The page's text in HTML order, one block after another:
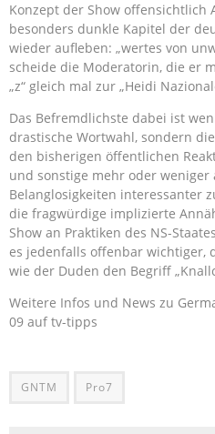
Konzept der Show offensichtlich
besonders dunkle Kapitel der
wieder aufleben: „wertes von
scheide die Moderatorin, die er
„z“ gleich mal zur „Heidi
Das Befremdlichste dabei ist
drastische Wortwahl, sondern
den bisherigen öffentlichen
und sonstige mehr oder weniger
Belanglosigkeiten interessanter
die fragwürdige implizierte
Show an Praktiken des NS-
es jedenfalls offenbar wichtiger,
wie der Duden den Begriff
Weitere Infos und News zu
09 auf tv-tipps
GNTM Pro7